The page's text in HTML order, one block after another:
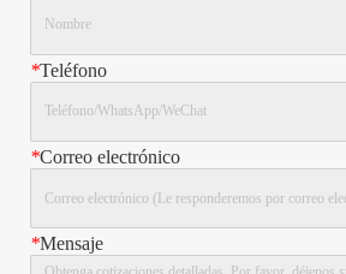
*Teléfono
*Correo electrónico
*Mensaje